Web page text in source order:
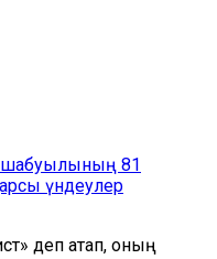
81
үндеулер
деп атап, оның